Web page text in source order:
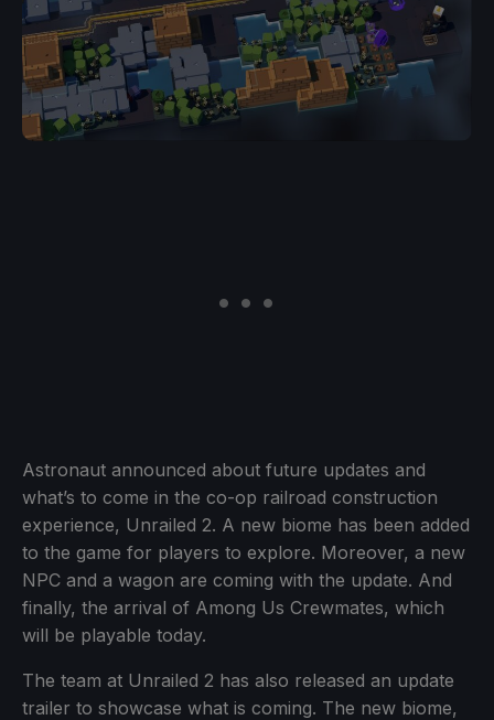
Astronaut announced about future updates and
what’s to come in the co-op railroad construction
experience, Unrailed 2. A new biome has been added
to the game for players to explore. Moreover, a new
NPC and a wagon are coming with the update. And
finally, the arrival of Among Us Crewmates, which
will be playable today.
The team at Unrailed 2 has also released an update
trailer to showcase what is coming. The new biome,